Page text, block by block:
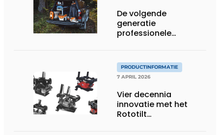
De volgende
generatie
professionele
PRODUCTINFORMATIE
7 APRIL 2026
Vier decennia
innovatie met het
Rototilt